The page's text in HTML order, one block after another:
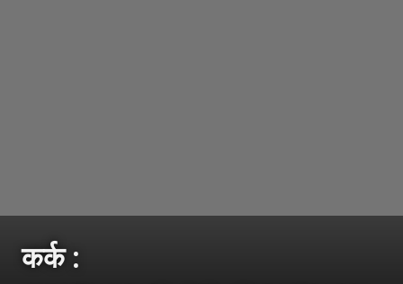
कर्क :